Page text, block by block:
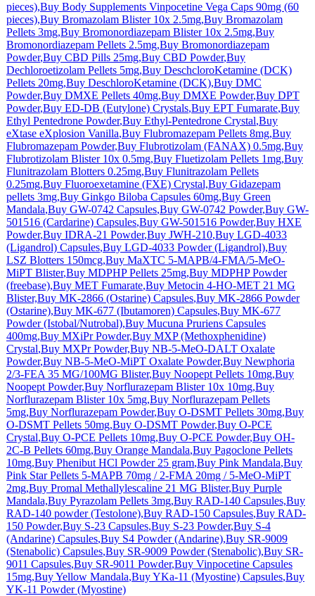
pieces),Buy Body Supplements Vinpocetine Vega Caps 90mg (60
pieces),Buy Bromazolam Blister 10x 2.5mg,Buy Bromazolam
Pellets 3mg,Buy Bromonordiazepam Blister 10x 2.5mg,Buy
Bromonordiazepam Pellets 2.5mg,Buy Bromonordiazepam
Powder,Buy CBD Pills 25mg,Buy CBD Powder,Buy
Dechloroetizolam Pellets 5mg,Buy DeschcloroKetamine (DCK)
Pellets 20mg,Buy DeschloroKetamine (DCK),Buy DMC
Powder,Buy DMXE Pellets 40mg,Buy DMXE Powder,Buy DPT
Powder,Buy ED-DB (Eutylone) Crystals,Buy EPT Fumarate,Buy
Ethyl Pentedrone Powder,Buy Ethyl-Pentedrone Crystal,Buy
eXtase eXplosion Vanilla,Buy Flubromazepam Pellets 8mg,Buy
Flubromazepam Powder,Buy Flubrotizolam (FANAX) 0.5mg,Buy
Flubrotizolam Blister 10x 0.5mg,Buy Fluetizolam Pellets 1mg,Buy
Flunitrazolam Blotters 0.25mg,Buy Flunitrazolam Pellets
0.25mg,Buy Fluoroexetamine (FXE) Crystal,Buy Gidazepam
pellets 3mg,Buy Ginkgo Biloba Capsules 60mg,Buy Green
Mandala,Buy GW-0742 Capsules,Buy GW-0742 Powder,Buy GW-
501516 (Cardarine) Capsules,Buy GW-501516 Powder,Buy HXE
Powder,Buy IDRA-21 Powder,Buy JWH-210,Buy LGD-4033
(Ligandrol) Capsules,Buy LGD-4033 Powder (Ligandrol),Buy
LSZ Blotters 150mcg,Buy MaXTC 5-MAPB/4-FMA/5-MeO-
MiPT Blister,Buy MDPHP Pellets 25mg,Buy MDPHP Powder
(freebase),Buy MET Fumarate,Buy Metocin 4-HO-MET 21 MG
Blister,Buy MK-2866 (Ostarine) Capsules,Buy MK-2866 Powder
(Ostarine),Buy MK-677 (Ibutamoren) Capsules,Buy MK-677
Powder (Istobal/Nutrobal),Buy Mucuna Pruriens Capsules
400mg,Buy MXiPr Powder,Buy MXP (Methoxphenidine)
Crystal,Buy MXPr Powder,Buy NB-5-MeO-DALT Oxalate
Powder,Buy NB-5-MeO-MiPT Oxalate Powder,Buy Newphoria
2/3-FEA 35 MG/100MG Blister,Buy Noopept Pellets 10mg,Buy
Noopept Powder,Buy Norflurazepam Blister 10x 10mg,Buy
Norflurazepam Blister 10x 5mg,Buy Norflurazepam Pellets
5mg,Buy Norflurazepam Powder,Buy O-DSMT Pellets 30mg,Buy
O-DSMT Pellets 50mg,Buy O-DSMT Powder,Buy O-PCE
Crystal,Buy O-PCE Pellets 10mg,Buy O-PCE Powder,Buy OH-
2C-B Pellets 60mg,Buy Orange Mandala,Buy Pagoclone Pellets
10mg,Buy Phenibut HCl Powder 25 gram,Buy Pink Mandala,Buy
Pink Star Pellets 5-MAPB 70mg / 2-FMA 20mg / 5-MeO-MiPT
2mg,Buy Promal Methallylescaline 21 MG Blister,Buy Purple
Mandala,Buy Pyrazolam Pellets 3mg,Buy RAD-140 Capsules,Buy
RAD-140 powder (Testolone),Buy RAD-150 Capsules,Buy RAD-
150 Powder,Buy S-23 Capsules,Buy S-23 Powder,Buy S-4
(Andarine) Capsules,Buy S4 Powder (Andarine),Buy SR-9009
(Stenabolic) Capsules,Buy SR-9009 Powder (Stenabolic),Buy SR-
9011 Capsules,Buy SR-9011 Powder,Buy Vinpocetine Capsules
15mg,Buy Yellow Mandala,Buy YKa-11 (Myostine) Capsules,Buy
YK-11 Powder (Myostine)